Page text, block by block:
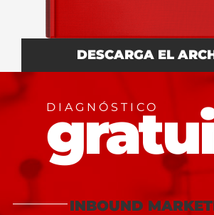
DESCARGA EL
DIAGNÓSTICO
INBOUND